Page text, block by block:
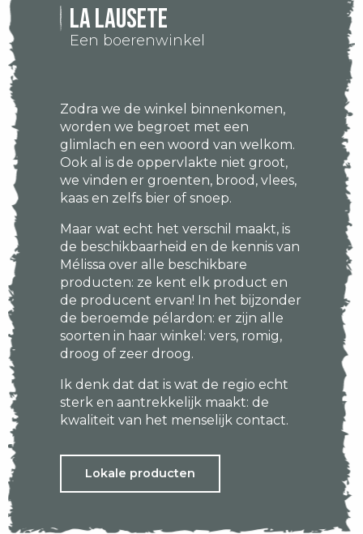
La Lausete
Een boerenwinkel
Zodra we de winkel binnenkomen,
worden we begroet met een
glimlach en een woord van welkom.
Ook al is de oppervlakte niet groot,
we vinden er groenten, brood, vlees,
kaas en zelfs bier of snoep.
Maar wat echt het verschil maakt, is
de beschikbaarheid en de kennis van
Mélissa over alle beschikbare
producten: ze kent elk product en
de producent ervan! In het bijzonder
de beroemde pélardon: er zijn alle
soorten in haar winkel: vers, romig,
droog of zeer droog.
Ik denk dat dat is wat de regio echt
sterk en aantrekkelijk maakt: de
kwaliteit van het menselijk contact.
Lokale producten